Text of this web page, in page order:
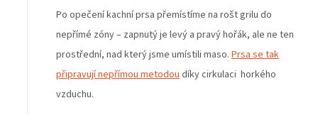
Po opečení kachní prsa přemístíme na rošt grilu do
nepřímé zóny – zapnutý je levý a pravý hořák, ale ne ten
prostřední, nad který jsme umístili maso. Prsa se tak
připravují nepřímou metodou díky cirkulaci horkého
vzduchu.